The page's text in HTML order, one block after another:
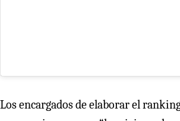
Los encargados de elaborar el